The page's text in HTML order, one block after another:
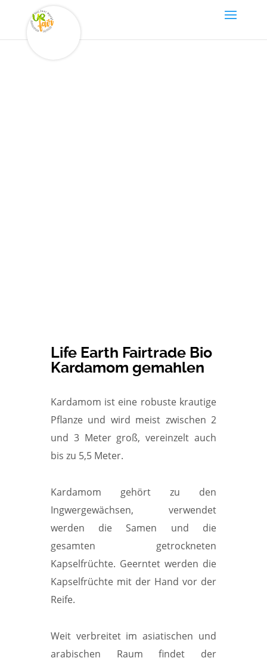
Life Earth Fairtrade Bio
Kardamom gemahlen
Kardamom ist eine robuste krautige
Pflanze und wird meist zwischen 2
und 3 Meter groß, vereinzelt auch
bis zu 5,5 Meter.
Kardamom gehört zu den
Ingwergewächsen, verwendet
werden die Samen und die
gesamten getrockneten
Kapselfrüchte. Geerntet werden die
Kapselfrüchte mit der Hand vor der
Reife.
Weit verbreitet im asiatischen und
arabischen Raum findet der